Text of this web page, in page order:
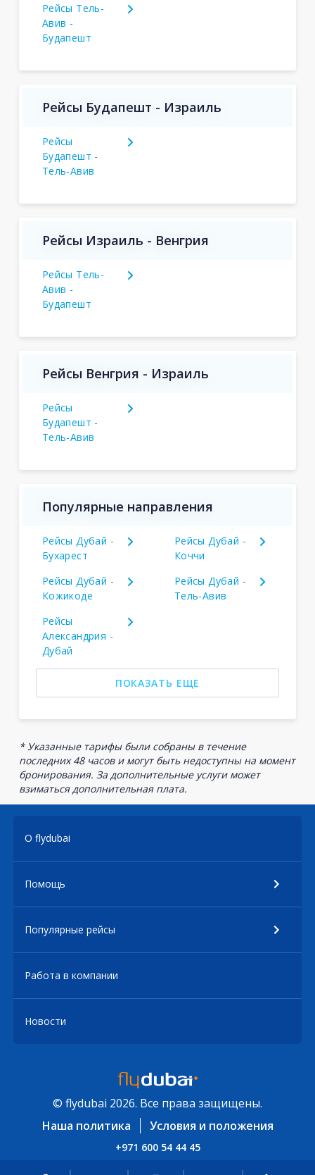
Рейсы Тель-
Авив -
Будапешт
Рейсы Будапешт - Израиль
Рейсы
Будапешт -
Тель-Авив
Рейсы Израиль - Венгрия
Рейсы Тель-
Авив -
Будапешт
Рейсы Венгрия - Израиль
Рейсы
Будапешт -
Тель-Авив
Популярные направления
Рейсы Дубай -
Бухарест
Рейсы Дубай -
Коччи
Рейсы Дубай -
Кожикоде
Рейсы Дубай -
Тель-Авив
Рейсы
Александрия -
Дубай
ПОКАЗАТЬ ЕЩЕ
* Указанные тарифы были собраны в течение
последних 48 часов и могут быть недоступны на момент
бронирования. За дополнительные услуги может
взиматься дополнительная плата.
О flydubai
Помощь
Популярные рейсы
Работа в компании
Новости
© flydubai 2026. Все права защищены.
Наша политика
Условия и положения
+971 600 54 44 45